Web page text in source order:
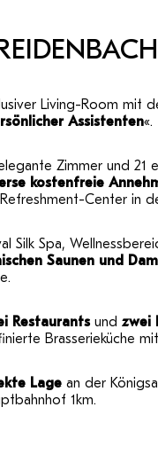
Living-Room mit
Assistenten«.
Zimmer und 21
kostenfreie
Center in
Silk Spa,
Saunen und
Restaurantsund zwei
Brasserieküche
Lage an der
1km.